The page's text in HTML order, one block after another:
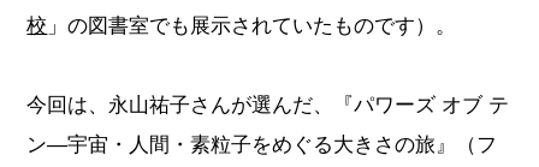
校 」の図書室でも展示されていたものです）。
今回は、永山祐子さんが選んだ、『パワーズ オブ テ
ン―宇宙・人間・素粒子をめぐる大きさの旅』（フ